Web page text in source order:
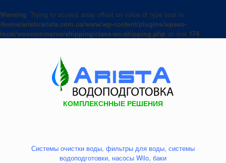
Warning: Trying to access array offset on value of type bool in
/home/arista/arista.com.ua/www/wp-content/plugins/wpseo-
local/woocommerce/shipping/class-wc-shipping.php on line 174
КОМПЛЕКСННЫЕ РЕШЕНИЯ
Системы очистки воды, фильтры для воды, системы
водоподготовки, насосы Wilo, баки